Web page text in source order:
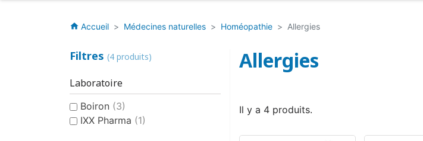
home Accueil Médecines naturelles Homéopathie Allergies
Filtres (4 produits)
Laboratoire
Boiron (3)
IXX Pharma (1)
Allergies
Il y a 4 produits.